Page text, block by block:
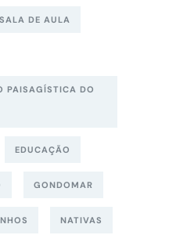
DE AULA
PAISAGÍSTICA DO
EDUCAÇÃO
GONDOMAR
NATIVAS